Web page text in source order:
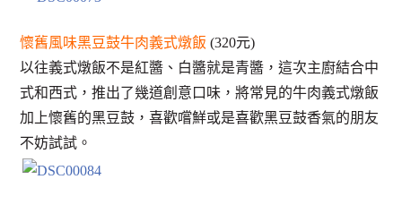
懷舊風味黑豆鼓牛肉義式燉飯 (320元)
以往義式燉飯不是紅醬、白醬就是青醬，這次主廚結合中
式和西式，推出了幾道創意口味，將常見的牛肉義式燉飯
加上懷舊的黑豆鼓，喜歡嚐鮮或是喜歡黑豆鼓香氣的朋友
不妨試試。